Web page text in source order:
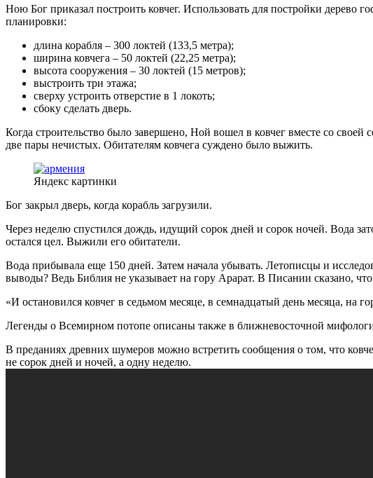
Ною Бог приказал построить ковчег. Использовать для постройки дерево
планировки:
длина корабля – 300 локтей (133,5 метра);
ширина ковчега – 50 локтей (22,25 метра);
высота сооружения – 30 локтей (15 метров);
выстроить три этажа;
сверху устроить отверстие в 1 локоть;
сбоку сделать дверь.
Когда строительство было завершено, Ной вошел в ковчег вместе со
две пары нечистых. Обитателям ковчега суждено было выжить.
Яндекс картинки
Бог закрыл дверь, когда корабль загрузили.
Через неделю спустился дождь, идущий сорок дней и сорок ночей. Вода
остался цел. Выжили его обитатели.
Вода прибывала еще 150 дней. Затем начала убывать. Летописцы и
выводы? Ведь Библия не указывает на гору Арарат. В Писании сказано,
«И остановился ковчег в седьмом месяце, в семнадцатый день месяца, на
Легенды о Всемирном потопе описаны также в ближневосточной
В преданиях древних шумеров можно встретить сообщения о том, что
не сорок дней и ночей, а одну неделю.